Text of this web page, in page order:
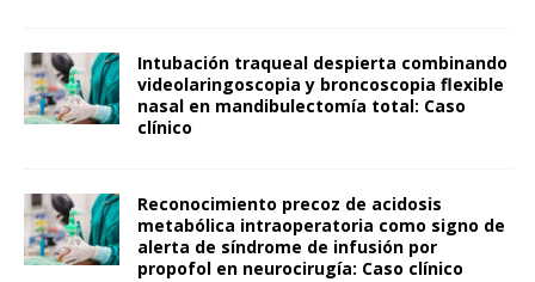
Intubación traqueal despierta combinando
videolaringoscopia y broncoscopia flexible
nasal en mandibulectomía total: Caso
clínico
Reconocimiento precoz de acidosis
metabólica intraoperatoria como signo de
alerta de síndrome de infusión por
propofol en neurocirugía: Caso clínico